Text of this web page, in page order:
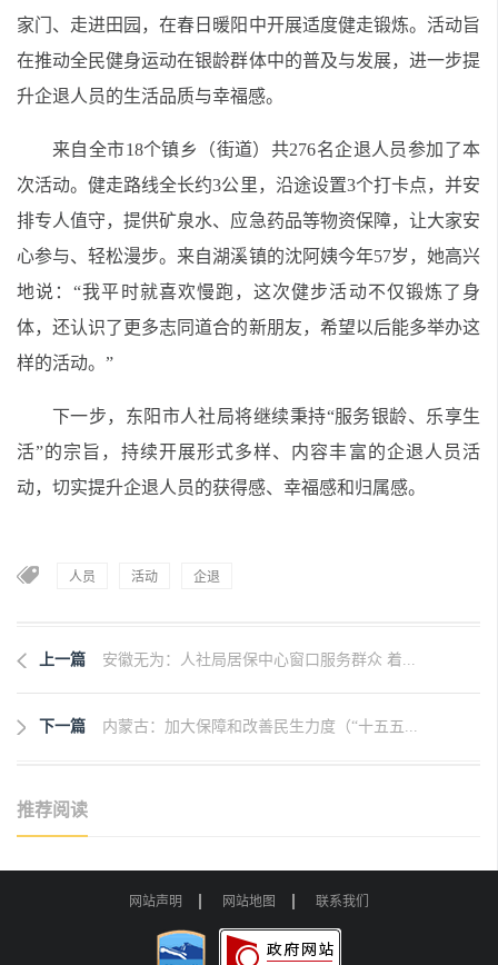
家门、走进田园，在春日暖阳中开展适度健走锻炼。活动旨
在推动全民健身运动在银龄群体中的普及与发展，进一步提
升企退人员的生活品质与幸福感。
来自全市18个镇乡（街道）共276名企退人员参加了本
次活动。健走路线全长约3公里，沿途设置3个打卡点，并安
排专人值守，提供矿泉水、应急药品等物资保障，让大家安
心参与、轻松漫步。来自湖溪镇的沈阿姨今年57岁，她高兴
地说：“我平时就喜欢慢跑，这次健步活动不仅锻炼了身
体，还认识了更多志同道合的新朋友，希望以后能多举办这
样的活动。”
下一步，东阳市人社局将继续秉持“服务银龄、乐享生
活”的宗旨，持续开展形式多样、内容丰富的企退人员活
动，切实提升企退人员的获得感、幸福感和归属感。
人员 活动 企退
上一篇 安徽无为：人社局居保中心窗口服务群众 着...
下一篇 内蒙古：加大保障和改善民生力度（“十五五...
推荐阅读
网站声明 网站地图 联系我们